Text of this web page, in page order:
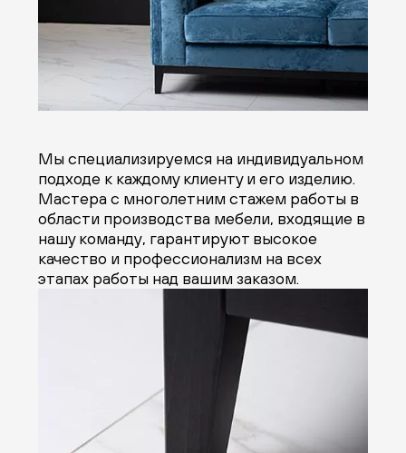
Мы специализируемся на индивидуальном
подходе к каждому клиенту и его изделию.
Мастера с многолетним стажем работы в
области производства мебели, входящие в
нашу команду, гарантируют высокое
качество и профессионализм на всех
этапах работы над вашим заказом.